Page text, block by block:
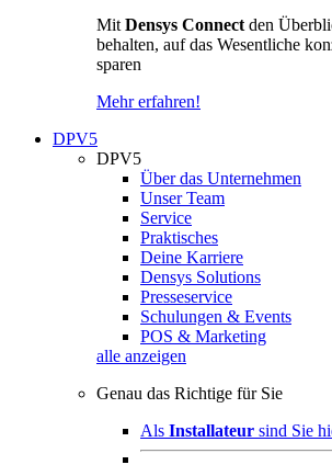
Mit Densys Connect den
behalten, auf das Wesentliche
sparen
Mehr erfahren!
DPV5
DPV5
Über das Unternehmen
Unser Team
Service
Praktisches
Deine Karriere
Densys Solutions
Presseservice
Schulungen & Events
POS & Marketing
alle anzeigen
Genau das Richtige für Sie
Als Installateur sind Sie